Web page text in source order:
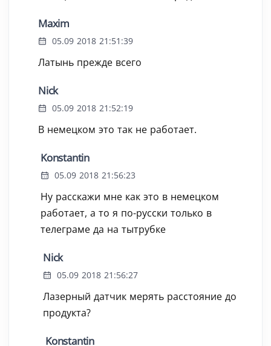
Maxim
05.09 2018 21:51:39
Латынь прежде всего
Nick
05.09 2018 21:52:19
В немецком это так не работает.
Konstantin
05.09 2018 21:56:23
Ну расскажи мне как это в немецком
работает, а то я по-русски только в
телеграме да на тытрубке
Nick
05.09 2018 21:56:27
Лазерный датчик мерять расстояние до
продукта?
Konstantin